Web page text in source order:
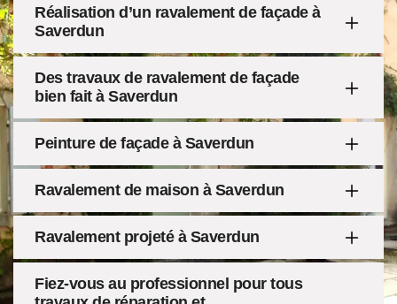
Réalisation d’un ravalement de façade à
Saverdun
Des travaux de ravalement de façade
bien fait à Saverdun
Peinture de façade à Saverdun
Ravalement de maison à Saverdun
Ravalement projeté à Saverdun
Fiez-vous au professionnel pour tous